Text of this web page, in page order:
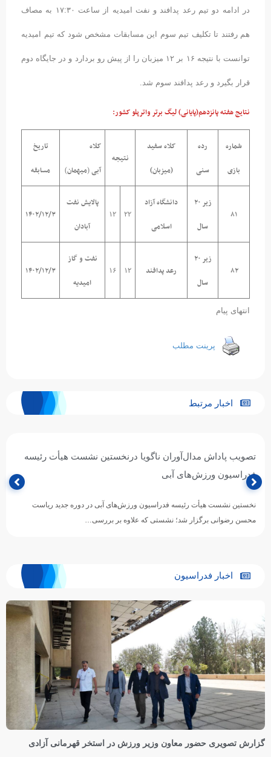
در ادامه دو تیم رعد پدافند و نفت امیدیه از ساعت ۱۷:۳۰ به مصاف
هم رفتند تا تکلیف تیم سوم این مسابقات مشخص شود که تیم امیدیه
توانست با نتیجه ۱۶ بر ۱۲ میزبان را از پیش رو بردارد و در جایگاه دوم
قرار بگیرد و رعد پدافند سوم شد.
نتایج هفته پانزدهم(پایانی)لیگ برتر واترپلو کشور:
شماره
بازی
رده
سنی
کلاه سفید
(میزبان)
نتیجه
کلاه
آبی ( میهمان)
تاریخ
مسابقه
۸۱
زیر ۲۰
سال
دانشگاه آزاد
اسلامی
۲۲ ۱۲
پالایش نفت
آبادان
۱۴۰۲/۱۲/۳
۸۲
زیر ۲۰
سال
رعد پدافند ۱۲ ۱۶
نفت و گاز
امیدیه
۱۴۰۲/۱۲/۳
انتهای پیام
پرینت مطلب
اخبار مرتبط
تصویب پاداش مدال‌آوران ناگویا درنخستین نشست هیأت رئیسه
فدراسیون ورزش‌های آبی
نخستین نشست هیأت رئیسه فدراسیون ورزش‌های آبی در دوره جدید ریاست
محسن رضوانی برگزار شد؛ نشستی که علاوه بر بررسی…
اخبار فدراسیون
گزارش تصویری حضور معاون وزیر ورزش در استخر قهرمانی آزادی